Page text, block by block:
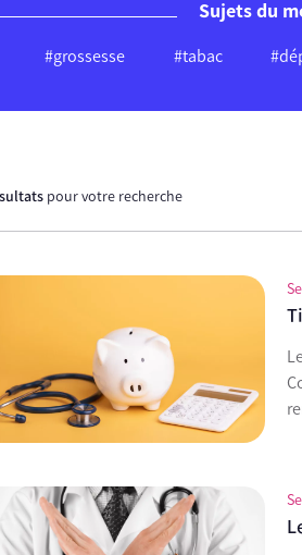
Sujets du
#grossesse #tabac
pour votre recherche